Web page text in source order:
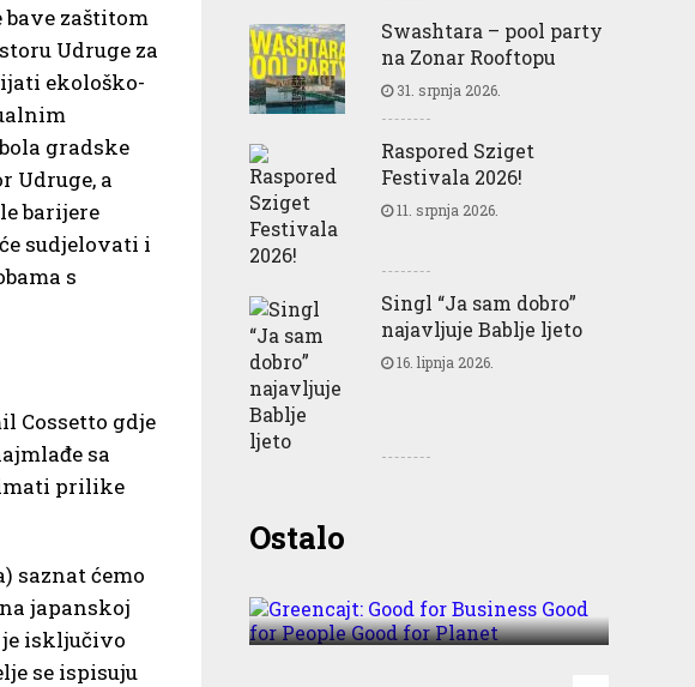
zaštitom
Udruge za
ekološko-
gradske
Udruge, a
barijere
sudjelovati i
s
Cossetto gdje
sa
imati prilike
saznat ćemo
japanskoj
isključivo
se ispisuju
Swashtara – pool party
na Zonar Rooftopu
31. srpnja 2026.
Raspored Sziget
Festivala 2026!
11. srpnja 2026.
Singl “Ja sam dobro”
najavljuje Bablje ljeto
16. lipnja 2026.
OstaloGreencajt: Good for
Business Good for People